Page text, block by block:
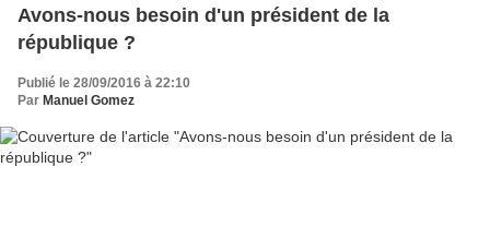
Avons-nous besoin d'un président de la
république ?
Publié le 28/09/2016 à 22:10
Par Manuel Gomez